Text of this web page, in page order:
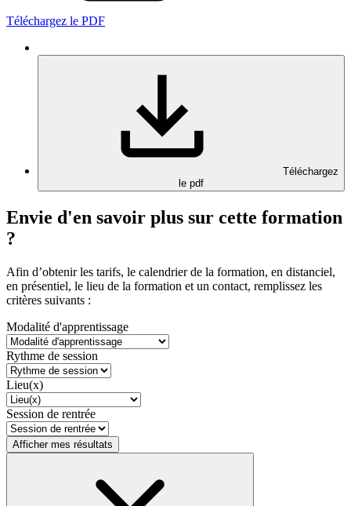
Téléchargez le PDF
Téléchargez
le pdf
Envie d'en savoir plus sur cette formation
?
Afin d’obtenir les tarifs, le calendrier de la formation, en distanciel,
en présentiel, le lieu de la formation et un contact, remplissez les
critères suivants :
Modalité d'apprentissage
Rythme de session
Lieu(x)
Session de rentrée
Afficher mes résultats